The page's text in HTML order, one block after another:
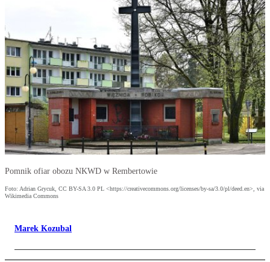
Pomnik ofiar obozu NKWD w Rembertowie
Foto: Adrian Grycuk, CC BY-SA 3.0 PL <https://creativecommons.org/licenses/by-sa/3.0/pl/deed.en>, via
Wikimedia Commons
Marek Kozubal